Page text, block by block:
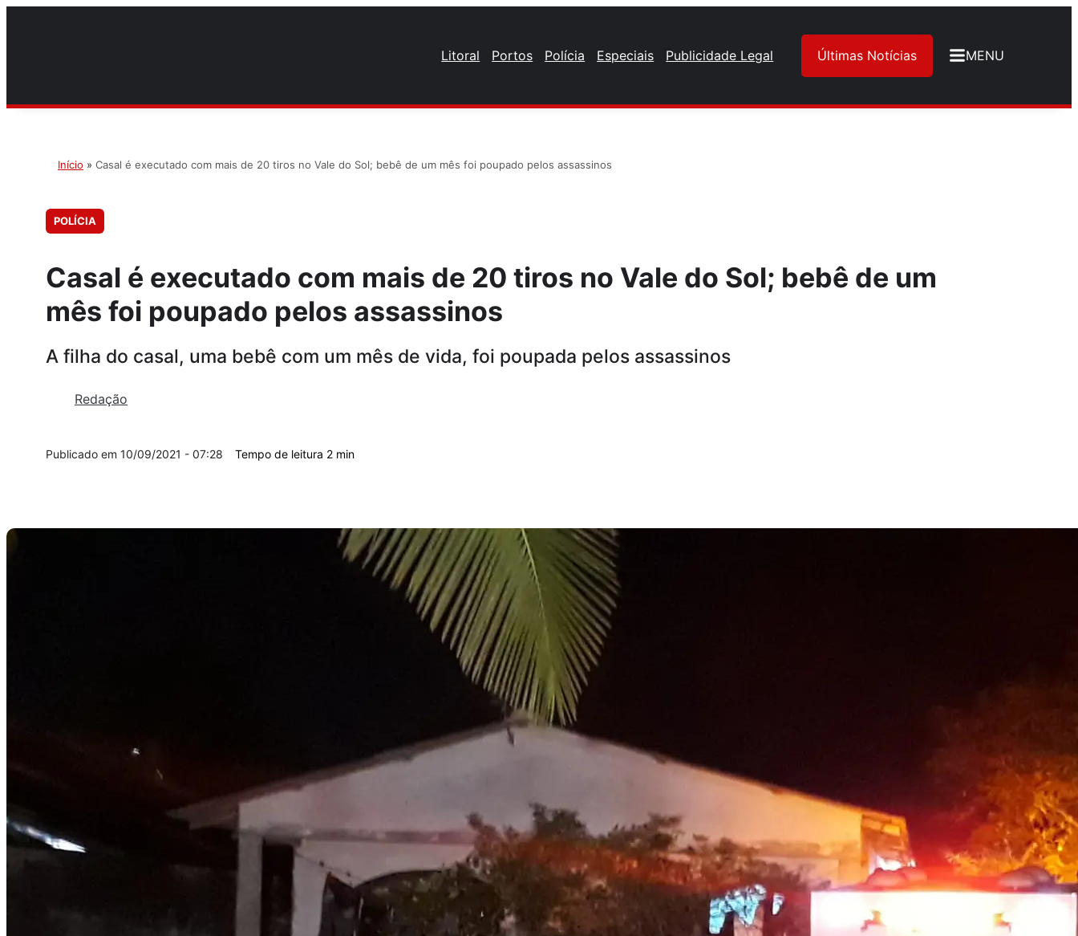
Litoral Portos Polícia Especiais Publicidade Legal Últimas Notícias MENU
Início » Casal é executado com mais de 20 tiros no Vale do Sol; bebê de um mês foi poupado pelos assassinos
POLÍCIA
Casal é executado com mais de 20 tiros no Vale do Sol; bebê de um
mês foi poupado pelos assassinos
A filha do casal, uma bebê com um mês de vida, foi poupada pelos assassinos
Redação
10/09/2021 - 07:28